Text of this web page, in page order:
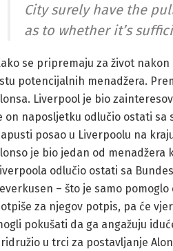
City surely have the
as to whether it’s
se pripremaju za život
potencijalnih menadžera.
Liverpool je bio
on naposljetku odlučio ostati sa
posao u Liverpoolu na
je bio jedan od menadžera
odlučio ostati sa
– što je samo
za njegov potpis, pa će
pokušati da ga angažuju
u trci za postavljanje